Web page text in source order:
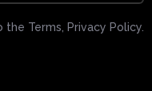
the Terms, Privacy Policy.